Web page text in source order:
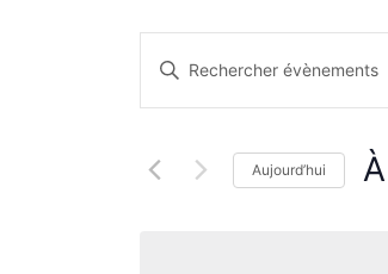
Recherche
et
navigation
Saisir
Rechercher
Évènements
Aujourd’hui